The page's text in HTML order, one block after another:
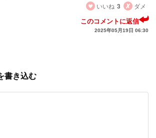
いいね 3 ダメ
このコメントに返信
2025年05月19日 06:30
書き込む